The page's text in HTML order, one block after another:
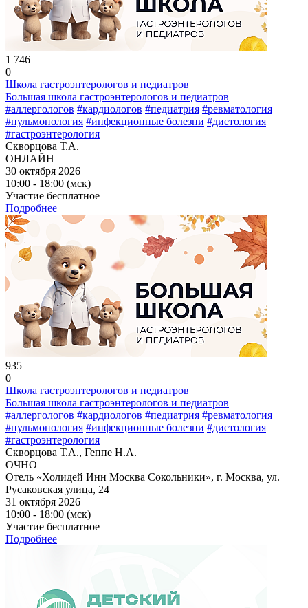
1 746
0
Школа гастроэнтерологов и педиатров
Большая школа гастроэнтерологов и педиатров
#аллергологов #кардиологов #педиатрия #ревматология
#пульмонология #инфекционные болезни #диетология
#гастроэнтерология
Скворцова Т.А.
ОНЛАЙН
30 октября 2026
10:00 - 18:00 (мск)
Участие бесплатное
Подробнее
935
0
Школа гастроэнтерологов и педиатров
Большая школа гастроэнтерологов и педиатров
#аллергологов #кардиологов #педиатрия #ревматология
#пульмонология #инфекционные болезни #диетология
#гастроэнтерология
Скворцова Т.А., Геппе Н.А.
ОЧНО
Отель «Холидей Инн Москва Сокольники», г. Москва, ул.
Русаковская улица, 24
31 октября 2026
10:00 - 18:00 (мск)
Участие бесплатное
Подробнее